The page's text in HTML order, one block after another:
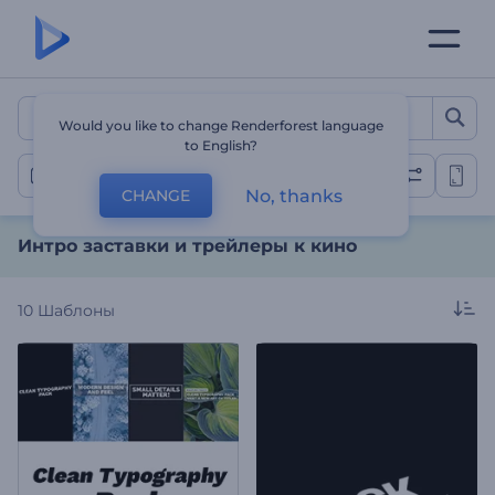
Интро заставки и
Трейлеры
Интро заставки и трейлеры к кино
10 Шаблоны
Would you like to change Renderforest language
to English?
CHANGE No, thanks